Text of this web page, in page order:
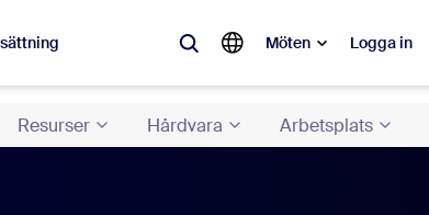
Möten Logga in
Resurser Hårdvara Arbetsplats